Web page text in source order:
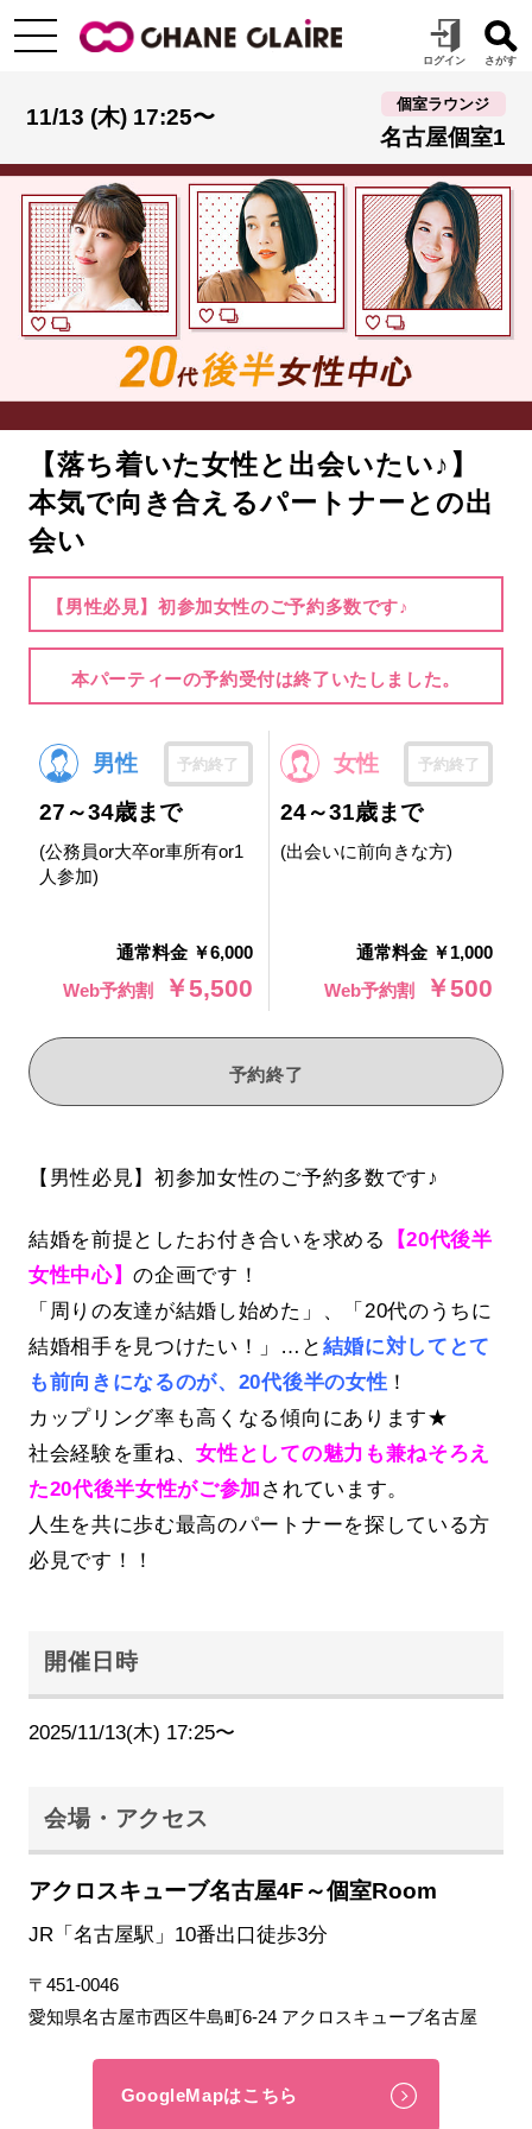
11/13 (木) 17:25〜
個室ラウンジ
名古屋個室1
【落ち着いた女性と出会いたい♪】
本気で向き合えるパートナーとの出
会い
【男性必見】初参加女性のご予約多数です♪
本パーティーの予約受付は終了いたしました。
男性 予約終了
27～34歳まで
(公務員or大卒or車所有or1
人参加)
通常料金 ￥6,000
Web予約割
￥5,500
女性 予約終了
24～31歳まで
(出会いに前向きな方)
通常料金 ￥1,000
Web予約割
￥500
予約終了
【男性必見】初参加女性のご予約多数です♪
結婚を前提としたお付き合いを求める
【20代後半
女性中心】の企画です！
「周りの友達が結婚し始めた」、「20代のうちに
結婚相手を見つけたい！」…と 結婚に対してとて
も前向きになるのが、20代後半の女性 ！
カップリング率も高くなる傾向にあります★
社会経験を重ね、女性としての魅力も兼ねそろえ
た20代後半女性がご参加 されています。
人生を共に歩む最高のパートナーを探している方
必見です！！
開催日時
2025/11/13(木) 17:25〜
会場・アクセス
アクロスキューブ名古屋4F～個室Room
JR「名古屋駅」10番出口徒歩3分
〒451-0046
愛知県名古屋市西区牛島町6-24 アクロスキューブ名古屋
GoogleMapはこちら